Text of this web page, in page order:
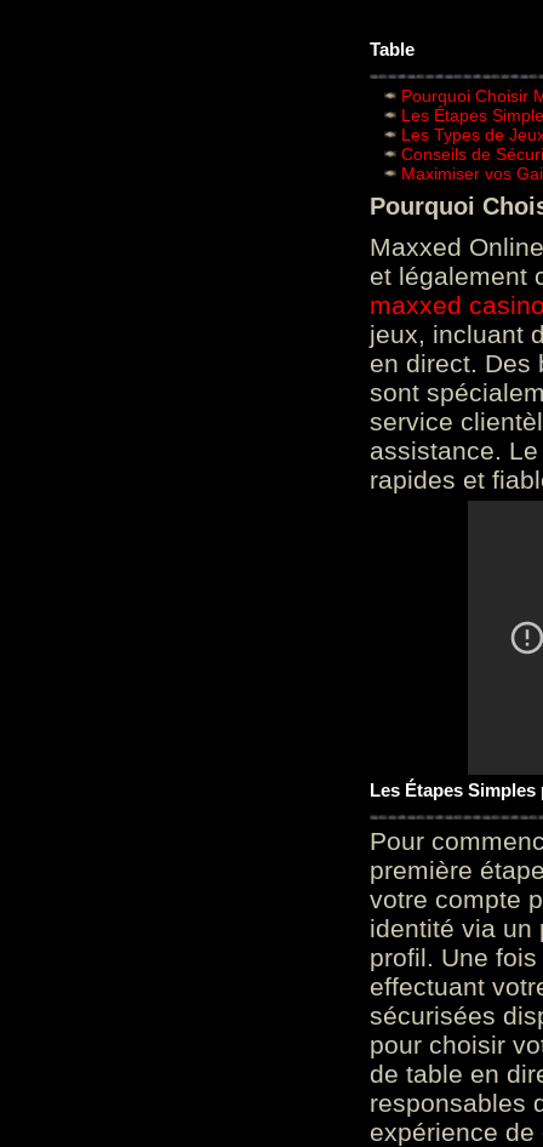
Table
Pourquoi Choisir
Les Étapes
Les Types de
Conseils de
Maximiser vos
Pourquoi
Maxxed
et légalement
maxxed
jeux, incluant
en direct. Des
sont
service
assistance.
rapides et
Les Étapes
Pour
première
votre compte
identité via un
profil. Une
effectuant
sécurisées
pour choisir
de table en
responsables
expérience